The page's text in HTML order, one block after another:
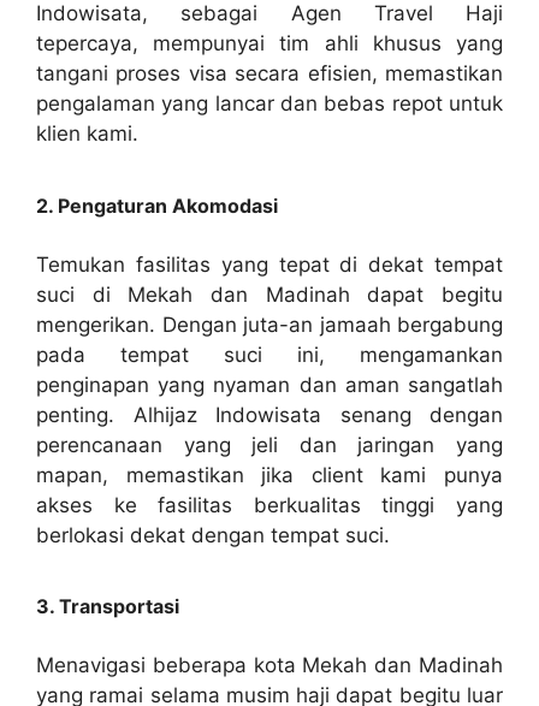
Indowisata, sebagai Agen Travel Haji
tepercaya, mempunyai tim ahli khusus yang
tangani proses visa secara efisien, memastikan
pengalaman yang lancar dan bebas repot untuk
klien kami.
2. Pengaturan Akomodasi
Temukan fasilitas yang tepat di dekat tempat
suci di Mekah dan Madinah dapat begitu
mengerikan. Dengan juta-an jamaah bergabung
pada tempat suci ini, mengamankan
penginapan yang nyaman dan aman sangatlah
penting. Alhijaz Indowisata senang dengan
perencanaan yang jeli dan jaringan yang
mapan, memastikan jika client kami punya
akses ke fasilitas berkualitas tinggi yang
berlokasi dekat dengan tempat suci.
3. Transportasi
Menavigasi beberapa kota Mekah dan Madinah
yang ramai selama musim haji dapat begitu luar